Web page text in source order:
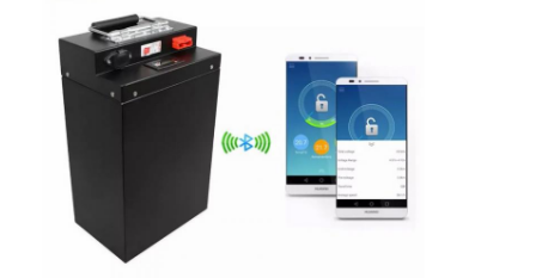
आपातकालीन प्रकाश बैटरी
ली Mno2 बैटरी
प्राथमिक लिथियम बैटरी
हाइब्रिड कार बैटरी